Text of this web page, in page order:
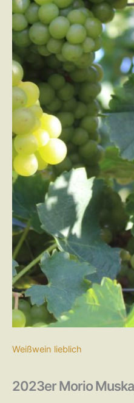
Weißwein lieblich
2023er Morio